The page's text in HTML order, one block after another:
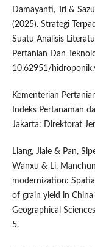
Damayanti, Tri &
(2025). Strategi
Suatu Analisis
Pertanian Dan
10.62951/
Kementerian
Indeks Pertanaman
Jakarta: Direktorat
Liang, Jiale & Pan,
Wanxu & Li,
modernization:
of grain yield in
Geographical
5.